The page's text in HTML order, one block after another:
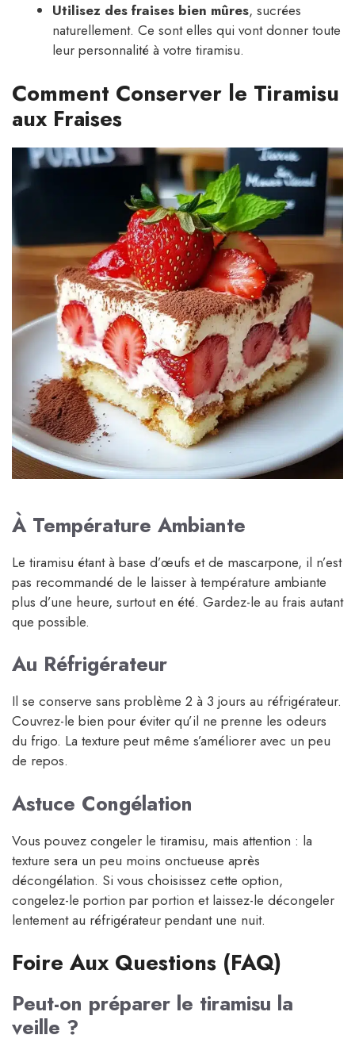
Utilisez des fraises bien mûres, sucrées
naturellement. Ce sont elles qui vont donner toute
leur personnalité à votre tiramisu.
Comment Conserver le Tiramisu
aux Fraises
À Température Ambiante
Le tiramisu étant à base d’œufs et de mascarpone, il n’est
pas recommandé de le laisser à température ambiante
plus d’une heure, surtout en été. Gardez-le au frais autant
que possible.
Au Réfrigérateur
Il se conserve sans problème 2 à 3 jours au réfrigérateur.
Couvrez-le bien pour éviter qu’il ne prenne les odeurs
du frigo. La texture peut même s’améliorer avec un peu
de repos.
Astuce Congélation
Vous pouvez congeler le tiramisu, mais attention : la
texture sera un peu moins onctueuse après
décongélation. Si vous choisissez cette option,
congelez-le portion par portion et laissez-le décongeler
lentement au réfrigérateur pendant une nuit.
Foire Aux Questions (FAQ)
Peut-on préparer le tiramisu la
veille ?